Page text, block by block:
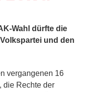
Wahl dürfte die
und den
vergangenen 16
die Rechte der